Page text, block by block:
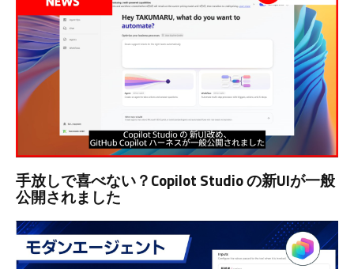
手放しで喜べない？Copilot Studio の新UIが一般
公開されました